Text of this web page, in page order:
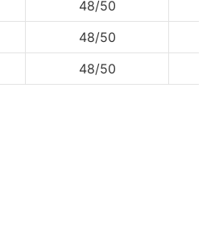
48/50
48/50
48/50